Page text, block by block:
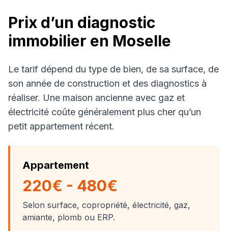
Prix d’un diagnostic
immobilier en Moselle
Le tarif dépend du type de bien, de sa surface, de
son année de construction et des diagnostics à
réaliser. Une maison ancienne avec gaz et
électricité coûte généralement plus cher qu’un
petit appartement récent.
Appartement
220€ - 480€
Selon surface, copropriété, électricité, gaz,
amiante, plomb ou ERP.